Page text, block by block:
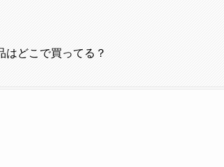
はどこで買ってる？